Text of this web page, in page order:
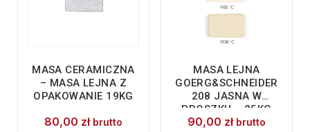
zaprawiaczami)
MASA CERAMICZNA
– MASA LEJNA Z
OPAKOWANIE 19KG
80,00 zł brutto
MASA LEJNA
GOERG&SCHNEIDER
208 JASNA W
PROSZKU – 25KG
90,00 zł brutto